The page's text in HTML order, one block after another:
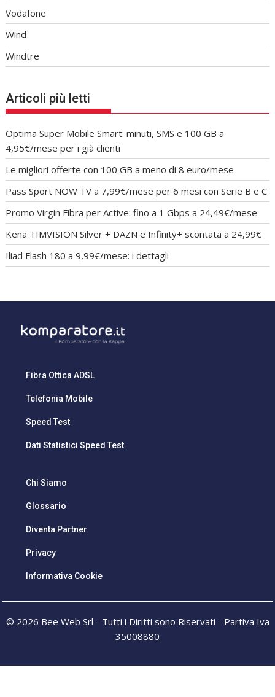
Vodafone
Wind
Windtre
Articoli più letti
Optima Super Mobile Smart: minuti, SMS e 100 GB a
4,95€/mese per i già clienti
Le migliori offerte con 100 GB a meno di 8 euro/mese
Pass Sport NOW TV a 7,99€/mese per 6 mesi con Serie B e C
Promo Virgin Fibra per Active: fino a 1 Gbps a 24,49€/mese
Kena TIMVISION Silver + DAZN e Infinity+ scontata a 24,99€
Iliad Flash 180 a 9,99€/mese: i dettagli
Fibra Ottica ADSL
Telefonia Mobile
Speed Test
Dati Statistici Speed Test
Chi Siamo
Glossario
Diventa Partner
Privacy
Informativa Cookie
© 2026 Bee Web Srl - Tutti i Diritti sono Riservati - Partiva Iva
35008880